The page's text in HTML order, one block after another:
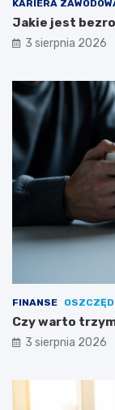
KARIERA
Jakie jest
3 sierpnia 2026
FINANSE
Czy warto
3 sierpnia 2026